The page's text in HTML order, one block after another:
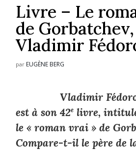
Livre – Le
de Gorbatchev,
Vladimir
par EUGÈNE BERG
Vladimir
est à son 42e livre,
le « roman vrai » de
Compare-t-il le père de